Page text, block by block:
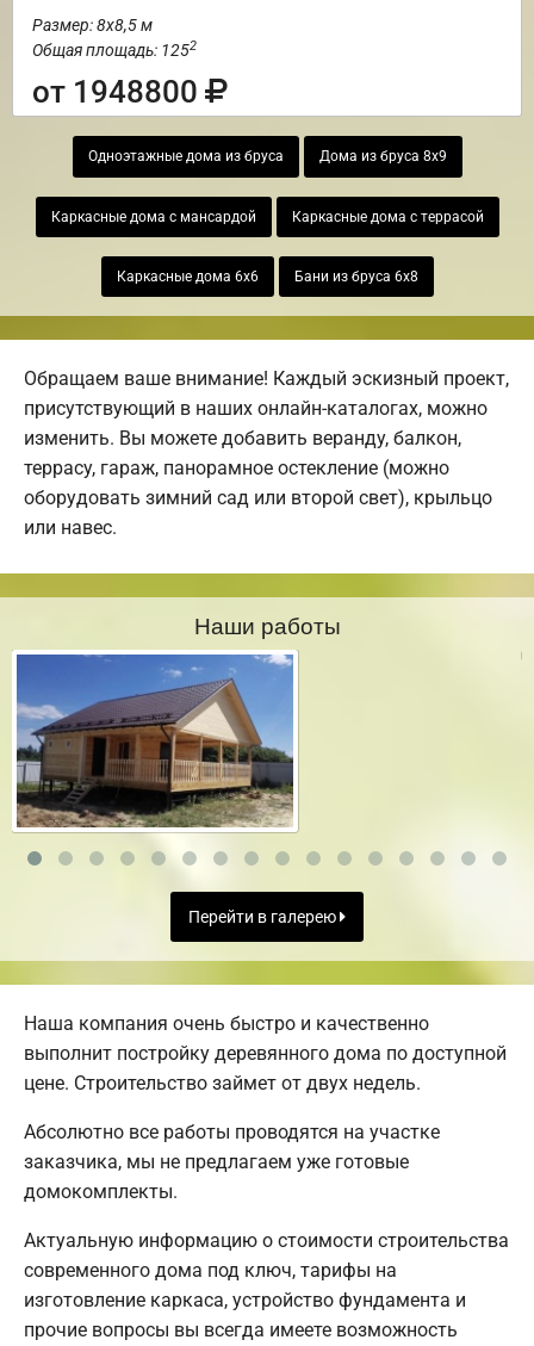
Размер: 8х8,5 м
Общая площадь: 1252
от 1948800
Одноэтажные дома из бруса Дома из бруса 8х9
Каркасные дома с мансардой Каркасные дома с террасой
Каркасные дома 6х6 Бани из бруса 6х8
Обращаем ваше внимание! Каждый эскизный проект,
присутствующий в наших онлайн-каталогах, можно
изменить. Вы можете добавить веранду, балкон,
террасу, гараж, панорамное остекление (можно
оборудовать зимний сад или второй свет), крыльцо
или навес.
Наши работы
Перейти в галерею
Наша компания очень быстро и качественно
выполнит постройку деревянного дома по доступной
цене. Строительство займет от двух недель.
Абсолютно все работы проводятся на участке
заказчика, мы не предлагаем уже готовые
домокомплекты.
Актуальную информацию о стоимости строительства
современного дома под ключ, тарифы на
изготовление каркаса, устройство фундамента и
прочие вопросы вы всегда имеете возможность